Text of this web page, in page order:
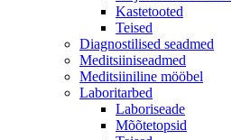
Kastetooted
Teised
Diagnostilised seadmed
Meditsiiniseadmed
Meditsiiniline mööbel
Laboritarbed
Laboriseade
Mõõtetopsid